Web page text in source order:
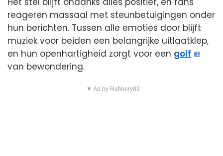
reageren massaal met steunbetuigingen onder
hun berichten. Tussen alle emoties door blijft
muziek voor beiden een belangrijke uitlaatklep,
en hun openhartigheid zorgt voor een golf
van bewondering.
▼ Ad by Refinery89